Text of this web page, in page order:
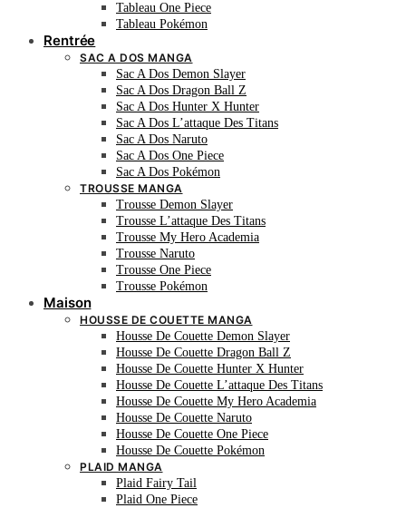
Tableau One Piece
Tableau Pokémon
Rentrée
SAC A DOS MANGA
Sac A Dos Demon Slayer
Sac A Dos Dragon Ball Z
Sac A Dos Hunter X Hunter
Sac A Dos L’attaque Des Titans
Sac A Dos Naruto
Sac A Dos One Piece
Sac A Dos Pokémon
TROUSSE MANGA
Trousse Demon Slayer
Trousse L’attaque Des Titans
Trousse My Hero Academia
Trousse Naruto
Trousse One Piece
Trousse Pokémon
Maison
HOUSSE DE COUETTE MANGA
Housse De Couette Demon Slayer
Housse De Couette Dragon Ball Z
Housse De Couette Hunter X Hunter
Housse De Couette L’attaque Des Titans
Housse De Couette My Hero Academia
Housse De Couette Naruto
Housse De Couette One Piece
Housse De Couette Pokémon
PLAID MANGA
Plaid Fairy Tail
Plaid One Piece